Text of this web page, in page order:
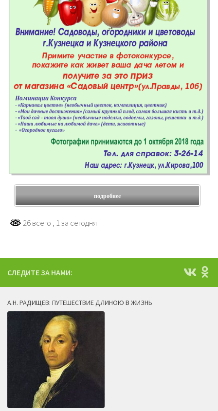
подробнее
26 всего , 1 за сегодня
СЛЕДИТЕ ЗА НАМИ:
А.Н. РАДИЩЕВ: ПУТЕШЕСТВИЕ ДЛИНОЮ В ЖИЗНЬ